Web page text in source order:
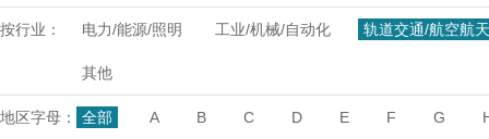
按行业： 电力/能源/照明 工业/机械/自动化 轨道交通/航空航天
其他
地区字母： 全部 A B C D E F G